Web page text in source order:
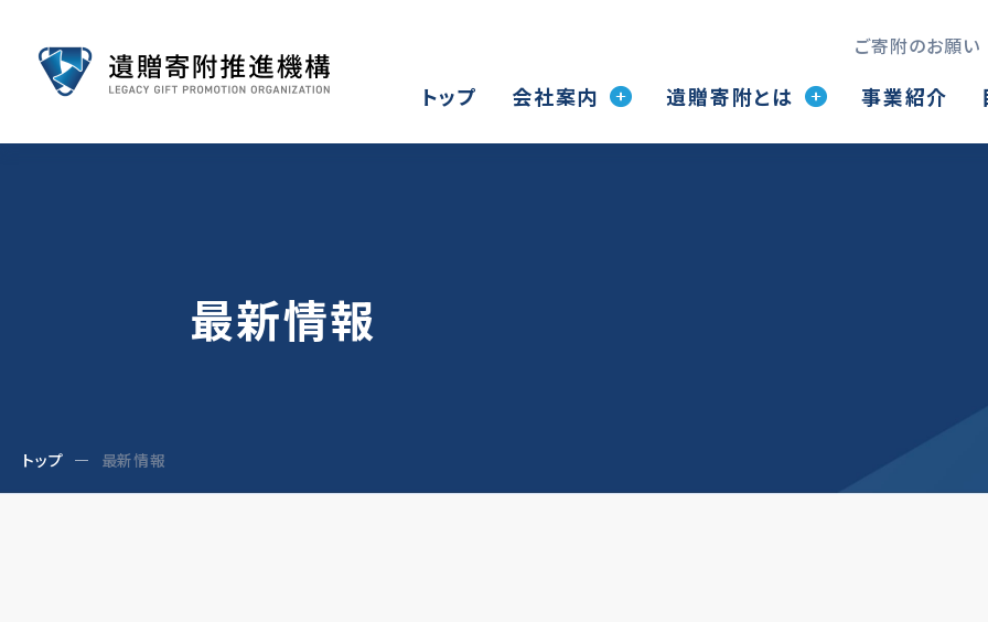
ご寄附のお願い
トップ 会社案内 遺贈寄附とは 事業紹介
最新情報
トップ 最新情報